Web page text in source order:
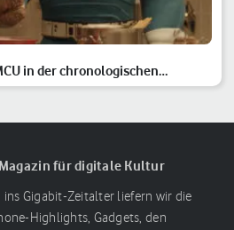
in der chronologischen
für digitale Kultur
ins Gigabit-Zeitalter liefern wir die
Highlights, Gadgets, den